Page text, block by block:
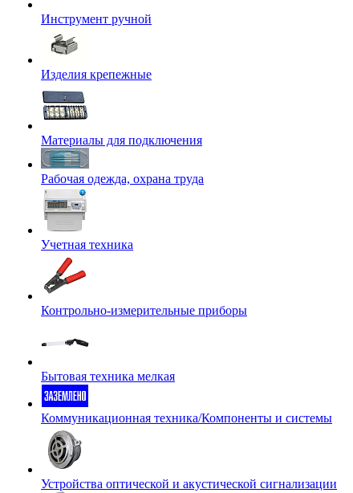
Инструмент ручной
Изделия крепежные
Материалы для подключения
Рабочая одежда, охрана труда
Учетная техника
Контрольно-измерительные приборы
Бытовая техника мелкая
Коммуникационная техника/Компоненты и системы
Устройства оптической и акустической сигнализации